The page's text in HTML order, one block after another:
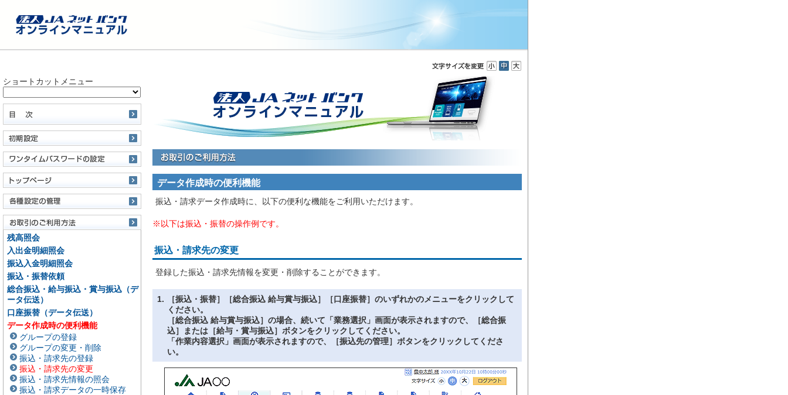
ショートカットメニュー
残高照会
入出金明細照会
振込入金明細照会
振込・振替依頼
総合振込・給与振込・賞与振込（デ
ータ伝送）
口座振替（データ伝送）
データ作成時の便利機能
グループの登録
グループの変更・削除
振込・請求先の登録
振込・請求先の変更
振込・請求先情報の照会
振込・請求データの一時保存
データ作成時の便利機能
振込・請求データ作成時に、以下の便利な機能をご利用いただけます。
※以下は振込・振替の操作例です。
振込・請求先の変更
登録した振込・請求先情報を変更・削除することができます。
1.
［振込・振替］［総合振込 給与賞与振込］［口座振替］のいずれかのメニューをクリックして
ください。
［総合振込 給与賞与振込］の場合、続いて「業務選択」画面が表示されますので、［総合振
込］または［給与・賞与振込］ボタンをクリックしてください。
「作業内容選択」画面が表示されますので、［振込先の管理］ボタンをクリックしてくださ
い。